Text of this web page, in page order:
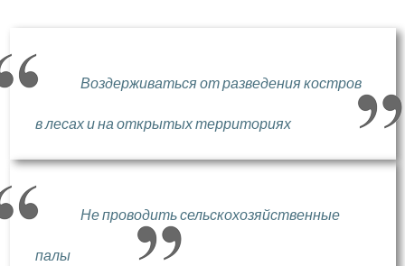
Воздерживаться от разведения костров
в лесах и на открытых территориях
Не проводить сельскохозяйственные
палы